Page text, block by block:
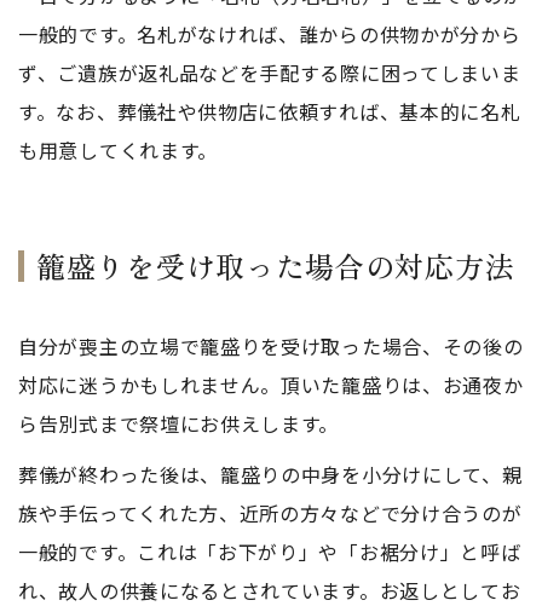
一般的です。名札がなければ、誰からの供物かが分から
ず、ご遺族が返礼品などを手配する際に困ってしまいま
す。なお、葬儀社や供物店に依頼すれば、基本的に名札
も用意してくれます。
籠盛りを受け取った場合の対応方法
自分が喪主の立場で籠盛りを受け取った場合、その後の
対応に迷うかもしれません。頂いた籠盛りは、お通夜か
ら告別式まで祭壇にお供えします。
葬儀が終わった後は、籠盛りの中身を小分けにして、親
族や手伝ってくれた方、近所の方々などで分け合うのが
一般的です。これは「お下がり」や「お裾分け」と呼ば
れ、故人の供養になるとされています。お返しとしてお